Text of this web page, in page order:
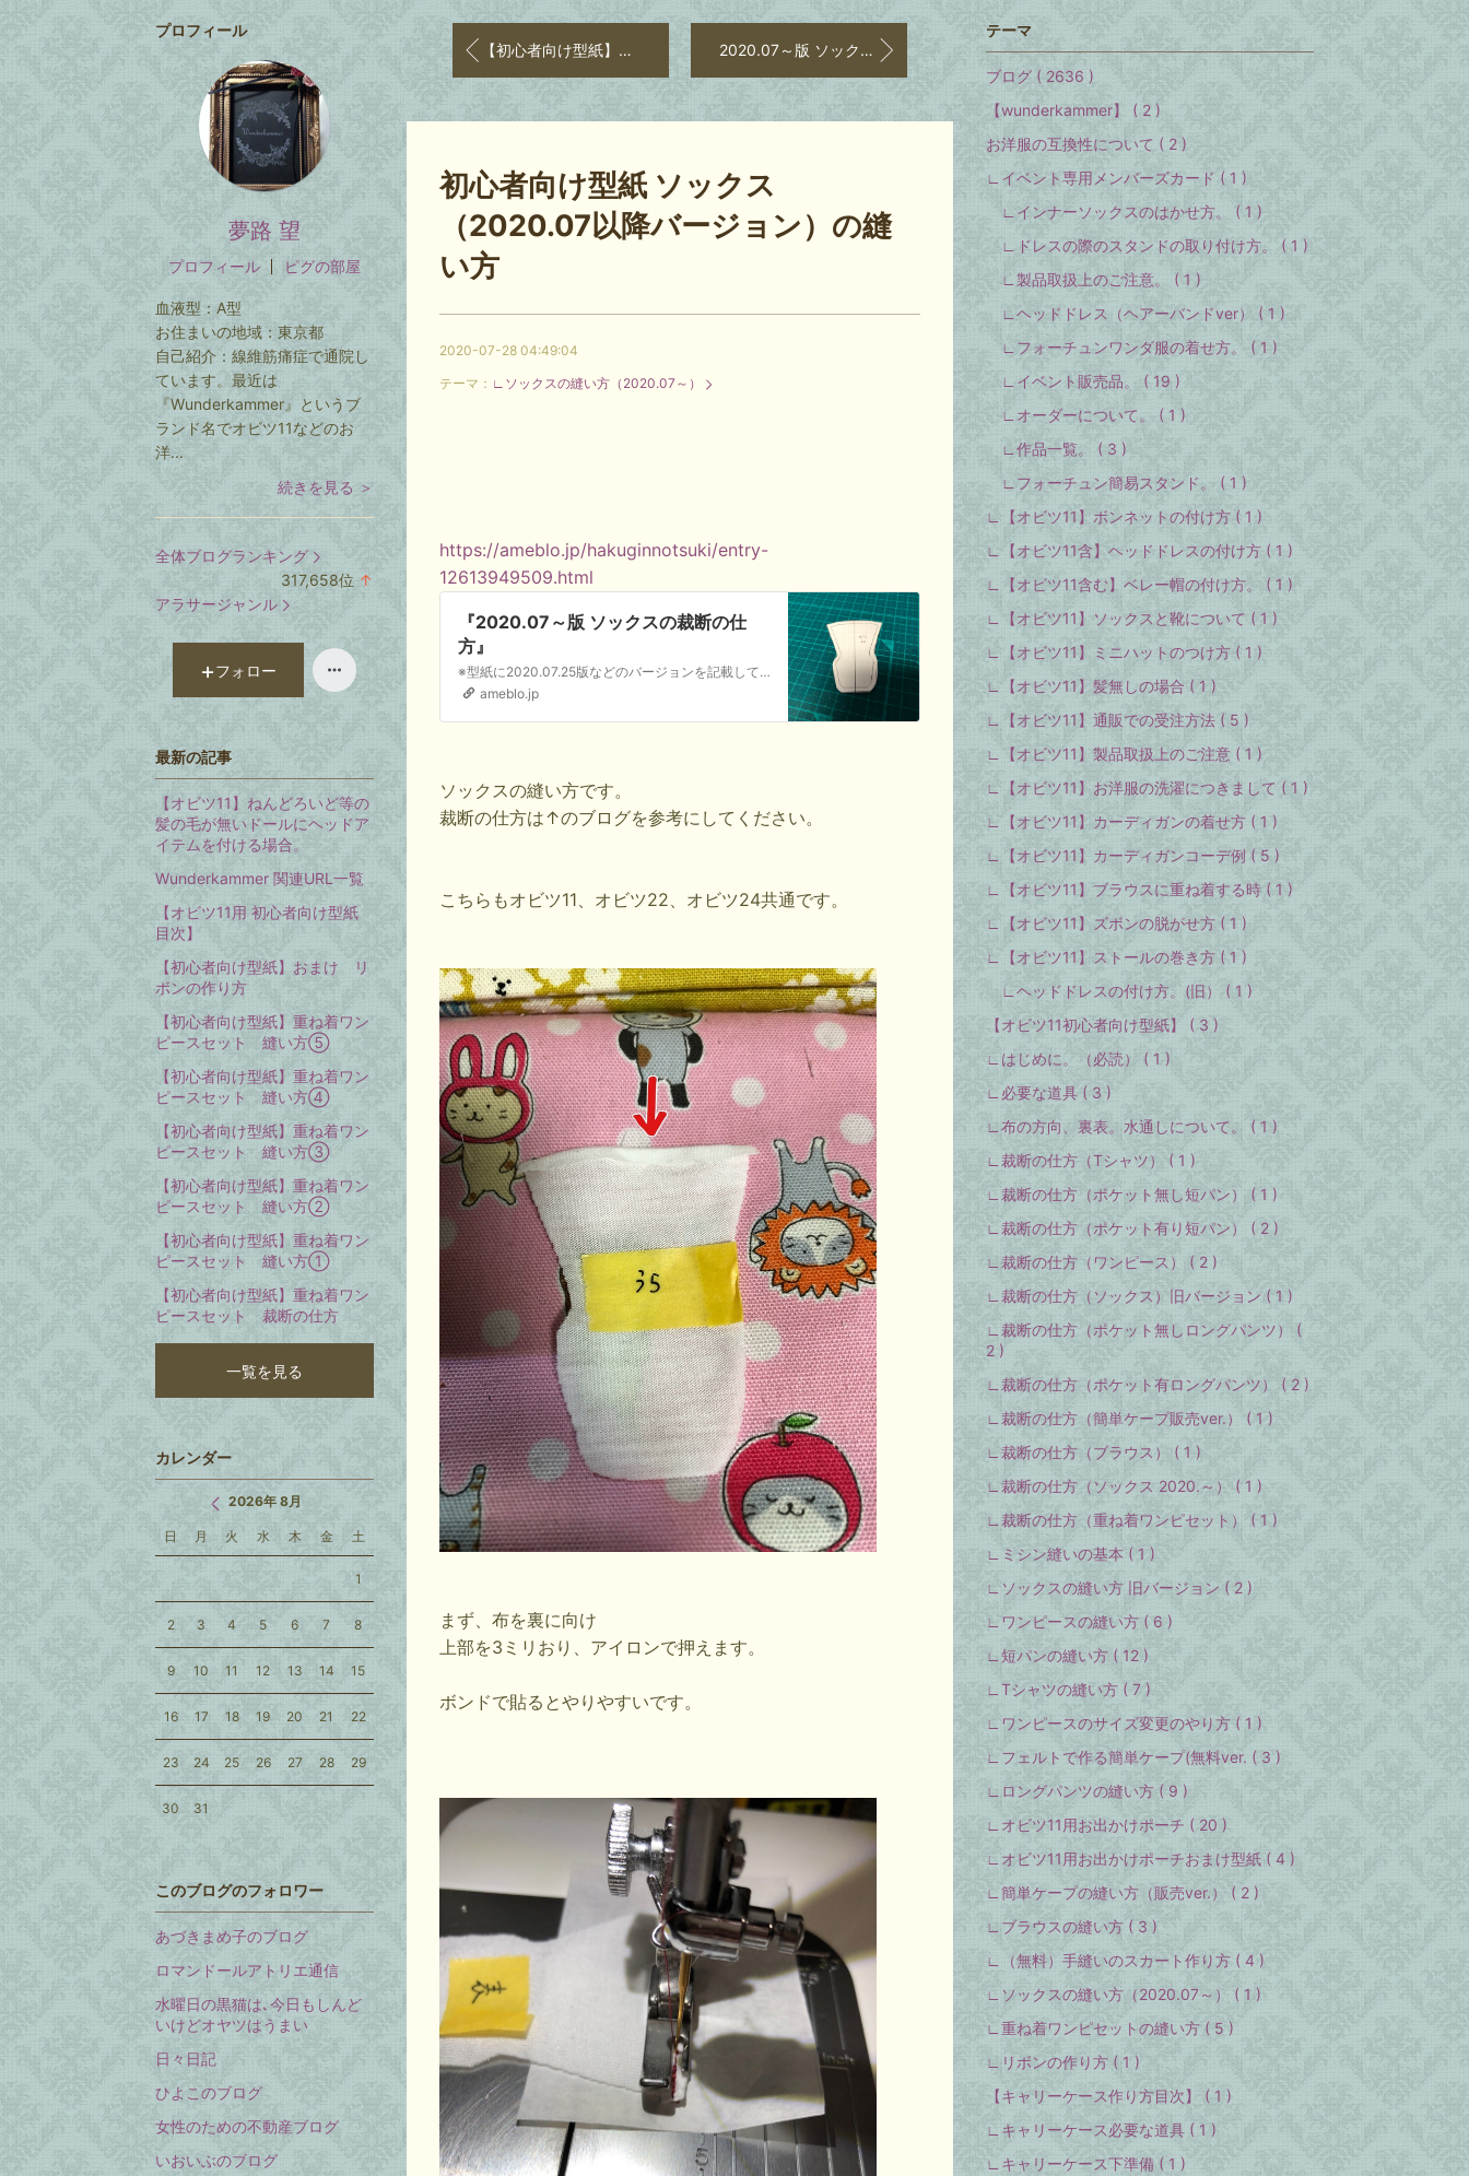
【初心者向け型紙】重ね着ワンピースセット 裁断の仕方 2020.07～版 ソックスの裁断の仕方
初心者向け型紙 ソックス
（2020.07以降バージョン）の縫
い方
2020-07-28 04:49:04
テーマ： ∟ソックスの縫い方（2020.07～）
https://ameblo.jp/hakuginnotsuki/entry-
12613949509.html
『2020.07～版 ソックスの裁断の仕
方』
※型紙に2020.07.25版などのバージョンを記載しています。その記載が2020.07以降の方はこのやり方で製作してください。それ以前の方は『初心者向け型紙…
ameblo.jp
ソックスの縫い方です。
裁断の仕方は↑のブログを参考にしてください。
こちらもオビツ11、オビツ22、オビツ24共通です。
まず、布を裏に向け
上部を3ミリおり、アイロンで押えます。
ボンドで貼るとやりやすいです。
テーマ
ブログ ( 2636 )
【wunderkammer】 ( 2 )
お洋服の互換性について ( 2 )
∟イベント専用メンバーズカード ( 1 )
∟インナーソックスのはかせ方。 ( 1 )
∟ドレスの際のスタンドの取り付け方。 ( 1 )
∟製品取扱上のご注意。 ( 1 )
∟ヘッドドレス（ヘアーバンドver） ( 1 )
∟フォーチュンワンダ服の着せ方。 ( 1 )
∟イベント販売品。 ( 19 )
∟オーダーについて。 ( 1 )
∟作品一覧。 ( 3 )
∟フォーチュン簡易スタンド。 ( 1 )
∟【オビツ11】ボンネットの付け方 ( 1 )
∟【オビツ11含】ヘッドドレスの付け方 ( 1 )
∟【オビツ11含む】ベレー帽の付け方。 ( 1 )
∟【オビツ11】ソックスと靴について ( 1 )
∟【オビツ11】ミニハットのつけ方 ( 1 )
∟【オビツ11】髪無しの場合 ( 1 )
∟【オビツ11】通販での受注方法 ( 5 )
∟【オビツ11】製品取扱上のご注意 ( 1 )
∟【オビツ11】お洋服の洗濯につきまして ( 1 )
∟【オビツ11】カーディガンの着せ方 ( 1 )
∟【オビツ11】カーディガンコーデ例 ( 5 )
∟【オビツ11】ブラウスに重ね着する時 ( 1 )
∟【オビツ11】ズボンの脱がせ方 ( 1 )
∟【オビツ11】ストールの巻き方 ( 1 )
∟ヘッドドレスの付け方。(旧） ( 1 )
【オビツ11初心者向け型紙】 ( 3 )
∟はじめに。（必読） ( 1 )
∟必要な道具 ( 3 )
∟布の方向、裏表。水通しについて。 ( 1 )
∟裁断の仕方（Tシャツ） ( 1 )
∟裁断の仕方（ポケット無し短パン） ( 1 )
∟裁断の仕方（ポケット有り短パン） ( 2 )
∟裁断の仕方（ワンピース） ( 2 )
∟裁断の仕方（ソックス）旧バージョン ( 1 )
∟裁断の仕方（ポケット無しロングパンツ） (
2 )
∟裁断の仕方（ポケット有ロングパンツ） ( 2 )
∟裁断の仕方（簡単ケープ販売ver.） ( 1 )
∟裁断の仕方（ブラウス） ( 1 )
∟裁断の仕方（ソックス 2020.～） ( 1 )
∟裁断の仕方（重ね着ワンピセット） ( 1 )
∟ミシン縫いの基本 ( 1 )
∟ソックスの縫い方 旧バージョン ( 2 )
∟ワンピースの縫い方 ( 6 )
∟短パンの縫い方 ( 12 )
∟Tシャツの縫い方 ( 7 )
∟ワンピースのサイズ変更のやり方 ( 1 )
∟フェルトで作る簡単ケープ(無料ver. ( 3 )
∟ロングパンツの縫い方 ( 9 )
∟オビツ11用お出かけポーチ ( 20 )
∟オビツ11用お出かけポーチおまけ型紙 ( 4 )
∟簡単ケープの縫い方（販売ver.） ( 2 )
∟ブラウスの縫い方 ( 3 )
∟（無料）手縫いのスカート作り方 ( 4 )
∟ソックスの縫い方（2020.07～） ( 1 )
∟重ね着ワンピセットの縫い方 ( 5 )
∟リボンの作り方 ( 1 )
【キャリーケース作り方目次】 ( 1 )
∟キャリーケース必要な道具 ( 1 )
∟キャリーケース下準備 ( 1 )
プロフィール
夢路 望
プロフィール ピグの部屋
血液型：A型
お住まいの地域： 東京都
自己紹介： 線維筋痛症で通院し
ています。最近は
『Wunderkammer』というブ
ランド名でオビツ11などのお
洋...
続きを見る ＞
全体ブログランキング
317,658位 ↑
グ
アラサージャンル
フォロー
最新の記事
【オビツ11】ねんどろいど等の
髪の毛が無いドールにヘッドア
イテムを付ける場合。
Wunderkammer 関連URL一覧
【オビツ11用 初心者向け型紙
目次】
【初心者向け型紙】おまけ リ
ボンの作り方
【初心者向け型紙】重ね着ワン
ピースセット 縫い方⑤
【初心者向け型紙】重ね着ワン
ピースセット 縫い方④
【初心者向け型紙】重ね着ワン
ピースセット 縫い方③
【初心者向け型紙】重ね着ワン
ピースセット 縫い方②
【初心者向け型紙】重ね着ワン
ピースセット 縫い方①
【初心者向け型紙】重ね着ワン
ピースセット 裁断の仕方
一覧を見る
カレンダー
2026年 8月
日 月 火 水 木 金 土
1
2 3 4 5 6 7 8
9 10 11 12 13 14 15
16 17 18 19 20 21 22
23 24 25 26 27 28 29
30 31
このブログのフォロワー
あづきまめ子のブログ
ロマンドールアトリエ通信
水曜日の黒猫は､今日もしんど
いけどオヤツはうまい
日々日記
ひよこのブログ
女性のための不動産ブログ
いおいぶのブログ